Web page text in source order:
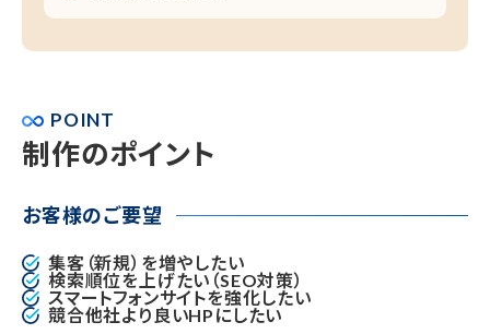
POINT
制作のポイント
お客様のご要望
集客（新規）を増やしたい
検索順位を上げたい（SEO対策）
スマートフォンサイトを強化したい
競合他社より良いHPにしたい